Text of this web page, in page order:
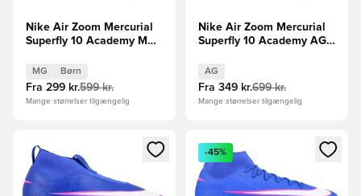
Nike Air Zoom Mercurial
Superfly 10 Academy MG
Brun/Sølv Børn
MG Børn
Fra 299 kr.599 kr.
Mange størrelser tilgængelig
Nike Air Zoom Mercurial
Superfly 10 Academy AG
AG
Fra 349 kr.699 kr.
Mange størrelser tilgængelig
Åbner en Modal til at logge ind eller tilmelde dig som
Åbner en Modal til at logge
-45%